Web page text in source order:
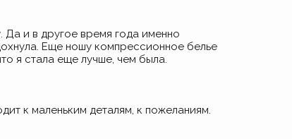
и в другое время года именно
Еще ношу компрессионное белье
я стала еще лучше, чем была.
к маленьким деталям, к пожеланиям.